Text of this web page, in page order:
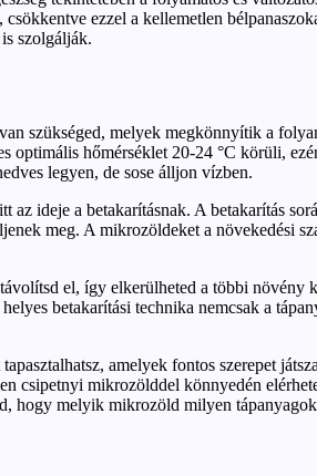
ezzel a kellemetlen
szolgálják.
szükséged, melyek megkönnyítik a
optimális hőmérséklet 20-24 °C körüli,
legyen, de sose álljon vízben.
ideje a betakarításnak. A betakarítás
meg. A mikrozöldeket a növekedési
el, így elkerülheted a többi
betakarítási technika nemcsak a
amelyek fontos szerepet
csipetnyi mikrozölddel könnyedén
hogy melyik mikrozöld milyen